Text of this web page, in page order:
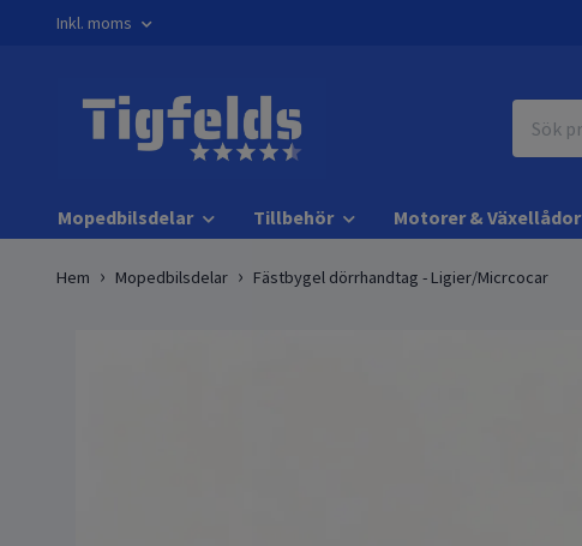
Inkl. moms
Mopedbilsdelar Tillbehör Motorer & Växellådor
Hem Mopedbilsdelar Fästbygel dörrhandtag - Ligier/Micrcocar